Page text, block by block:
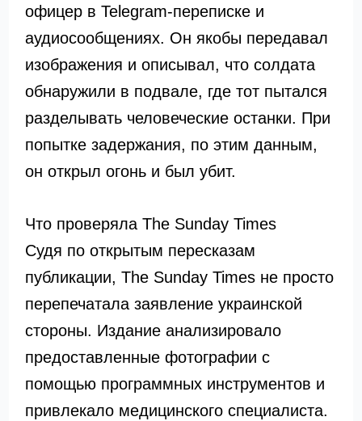
офицер в Telegram-переписке и
аудиосообщениях. Он якобы передавал
изображения и описывал, что солдата
обнаружили в подвале, где тот пытался
разделывать человеческие останки. При
попытке задержания, по этим данным,
он открыл огонь и был убит.
Что проверяла The Sunday Times
Судя по открытым пересказам
публикации, The Sunday Times не просто
перепечатала заявление украинской
стороны. Издание анализировало
предоставленные фотографии с
помощью программных инструментов и
привлекало медицинского специалиста.